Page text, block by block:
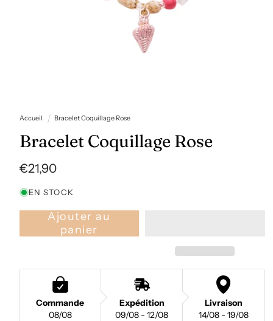
média
dans
une
modale
Accueil Bracelet Coquillage Rose
Bracelet Coquillage Rose
Prix
€21,90
EN STOCK
Ajouter au
panier
Commande
08/08
Expédition
09/08 - 12/08
Livraison
14/08 - 19/08